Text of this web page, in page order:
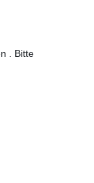
. Bitte